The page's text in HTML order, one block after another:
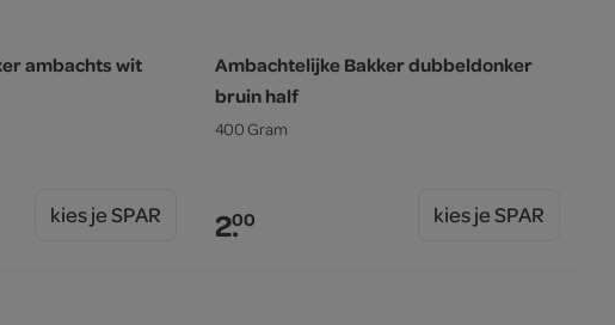
ambachts wit
kies je SPAR
Ambachtelijke Bakker dubbeldonker
bruin half
400 Gram
2.00 kies je SPAR